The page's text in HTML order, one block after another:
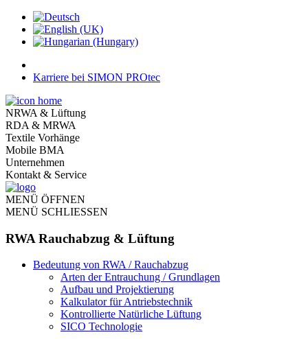
Karriere bei SIMON PROtec
NRWA & Lüftung
RDA & MRWA
Textile Vorhänge
Mobile BMA
Unternehmen
Kontakt & Service
MENÜ ÖFFNEN
MENÜ SCHLIESSEN
RWA Rauchabzug & Lüftung
Bedeutung von RWA / Rauchabzug
Arten der Entrauchung / Grundlagen
Aufbau und Projektierung
Kalkulator für Antriebstechnik
Kontrollierte Natürliche Lüftung
SICO Technologie